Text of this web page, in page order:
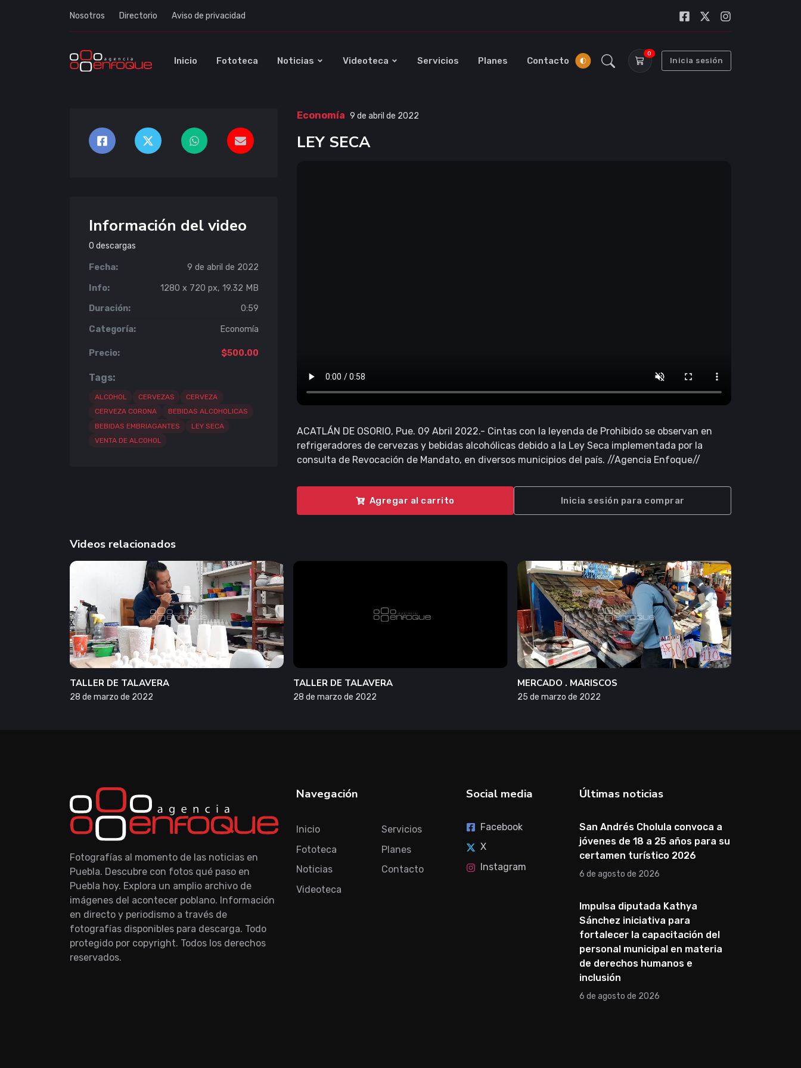
Nosotros Directorio Aviso de privacidad
Inicio Fototeca Noticias Videoteca Servicios Planes Contacto
0
Inicia sesión
Información del video
0 descargas
Fecha: 9 de abril de 2022
Info: 1280 x 720 px, 19.32 MB
Duración: 0:59
Categoría: Economía
Precio: $500.00
Tags:
ALCOHOL CERVEZAS
CERVEZA
CERVEZA CORONA
BEBIDAS ALCOHOLICAS
BEBIDAS EMBRIAGANTES
LEY SECA
VENTA DE ALCOHOL
Economía 9 de abril de 2022
LEY SECA
ACATLÁN DE OSORIO, Pue. 09 Abril 2022.- Cintas con la leyenda de Prohibido se observan en
refrigeradores de cervezas y bebidas alcohólicas debido a la Ley Seca implementada por la
consulta de Revocación de Mandato, en diversos municipios del país. //Agencia Enfoque//
Agregar al carrito Inicia sesión para comprar
Videos relacionados
TALLER DE TALAVERA
28 de marzo de 2022
TALLER DE TALAVERA
28 de marzo de 2022
MERCADO . MARISCOS
25 de marzo de 2022
Fotografías al momento de las noticias en
Puebla. Descubre con fotos qué paso en
Puebla hoy. Explora un amplio archivo de
imágenes del acontecer poblano. Información
en directo y periodismo a través de
fotografías disponibles para descarga. Todo
protegido por copyright. Todos los derechos
reservados.
Navegación
Inicio
Fototeca
Noticias
Videoteca
Servicios
Planes
Contacto
Social media
Facebook
X
Instagram
Últimas noticias
San Andrés Cholula convoca a
jóvenes de 18 a 25 años para su
certamen turístico 2026
6 de agosto de 2026
Impulsa diputada Kathya
Sánchez iniciativa para
fortalecer la capacitación del
personal municipal en materia
de derechos humanos e
inclusión
6 de agosto de 2026